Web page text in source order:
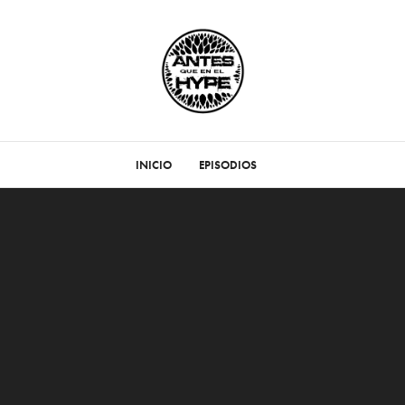
INICIO EPISODIOS